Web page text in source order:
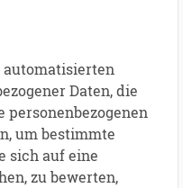
Daten, die
personenbezogenen
um bestimmte
sich auf eine
zu bewerten,